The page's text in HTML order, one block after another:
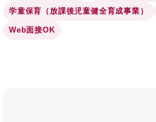
学童保育（放課後児童健全育成事業）
Web面接OK